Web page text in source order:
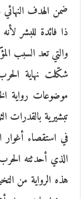
ضمن الهدف
ذا فائدة للبشر
والتي تعد السبب
شكّلت نهاية
موضوعات رواية
تبشيرية بالقدرات
في استقصاء أغوار
الذي أحدثته
هذه الرواية من